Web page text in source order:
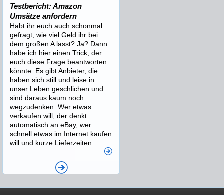
Testbericht: Amazon
Umsätze anfordern
Habt ihr euch auch schonmal
gefragt, wie viel Geld ihr bei
dem großen A lasst? Ja? Dann
habe ich hier einen Trick, der
euch diese Frage beantworten
könnte. Es gibt Anbieter, die
haben sich still und leise in
unser Leben geschlichen und
sind daraus kaum noch
wegzudenken. Wer etwas
verkaufen will, der denkt
automatisch an eBay, wer
schnell etwas im Internet kaufen
will und kurze Lieferzeiten ...